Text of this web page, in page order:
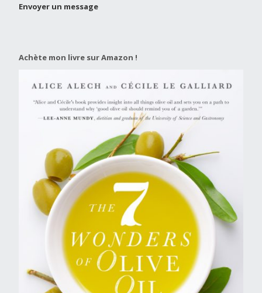
Envoyer un message
Achète mon livre sur Amazon !